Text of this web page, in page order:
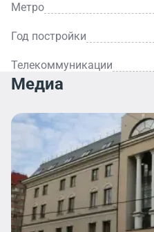
Метро
Год постройки
Телекоммуникации
Медиа